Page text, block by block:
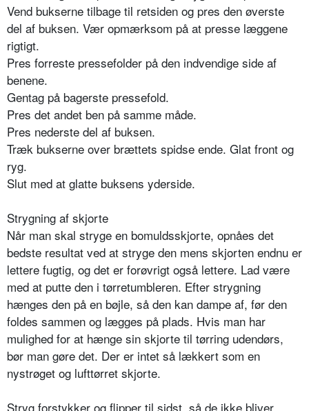
Vend bukserne tilbage til retsiden og pres den øverste
del af buksen. Vær opmærksom på at presse læggene
rigtigt.
Pres forreste pressefolder på den indvendige side af
benene.
Gentag på bagerste pressefold.
Pres det andet ben på samme måde.
Pres nederste del af buksen.
Træk bukserne over brættets spidse ende. Glat front og
ryg.
Slut med at glatte buksens yderside.
Strygning af skjorte
Når man skal stryge en bomuldsskjorte, opnåes det
bedste resultat ved at stryge den mens skjorten endnu er
lettere fugtig, og det er forøvrigt også lettere. Lad være
med at putte den i tørretumbleren. Efter strygning
hænges den på en bøjle, så den kan dampe af, før den
foldes sammen og lægges på plads. Hvis man har
mulighed for at hænge sin skjorte til tørring udendørs,
bør man gøre det. Der er intet så lækkert som en
nystrøget og lufttørret skjorte.
Stryg forstykker og flipper til sidst, så de ikke bliver